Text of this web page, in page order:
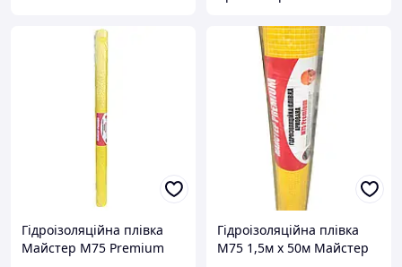
Гідроізоляційна плівка
Майстер M75 Premium
Гідроізоляційна плівка
M75 1,5м х 50м Майстер